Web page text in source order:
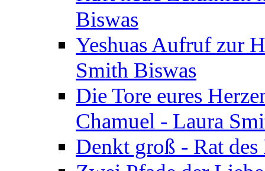
Biswas
Yeshuas Aufruf zur
Smith Biswas
Die Tore eures
Chamuel - Laura
Denkt groß - Rat